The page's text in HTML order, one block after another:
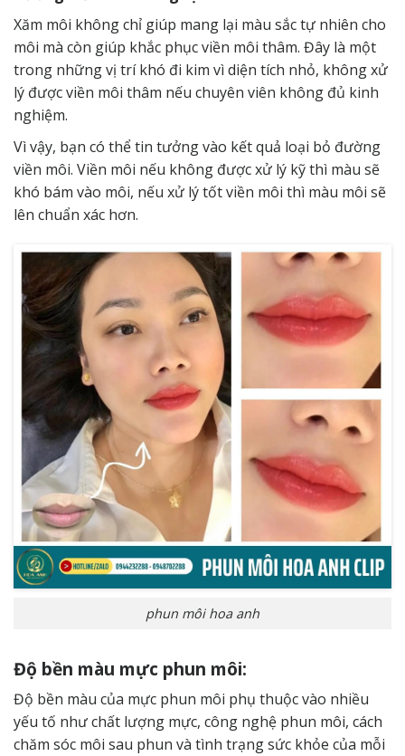
Xăm môi không chỉ giúp mang lại màu sắc tự nhiên cho
môi mà còn giúp khắc phục viền môi thâm. Đây là một
trong những vị trí khó đi kim vì diện tích nhỏ, không xử
lý được viền môi thâm nếu chuyên viên không đủ kinh
nghiệm.
Vì vậy, bạn có thể tin tưởng vào kết quả loại bỏ đường
viền môi. Viền môi nếu không được xử lý kỹ thì màu sẽ
khó bám vào môi, nếu xử lý tốt viền môi thì màu môi sẽ
lên chuẩn xác hơn.
phun môi hoa anh
Độ bền màu mực phun môi:
Độ bền màu của mực phun môi phụ thuộc vào nhiều
yếu tố như chất lượng mực, công nghệ phun môi, cách
chăm sóc môi sau phun và tình trạng sức khỏe của mỗi